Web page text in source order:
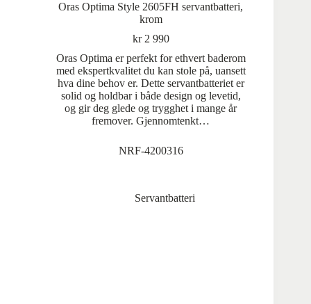
Oras Optima Style 2605FH servantbatteri,
krom
kr2 990
Oras Optima er perfekt for ethvert baderom
med ekspertkvalitet du kan stole på, uansett
hva dine behov er. Dette servantbatteriet er
solid og holdbar i både design og levetid,
og gir deg glede og trygghet i mange år
fremover. Gjennomtenkt…
NRF-4200316
Servantbatteri